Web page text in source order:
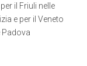
il Friuli nelle
e per il Veneto
Padova